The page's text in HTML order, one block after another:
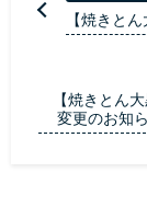
【焼きと
【焼きとん
変更のお知